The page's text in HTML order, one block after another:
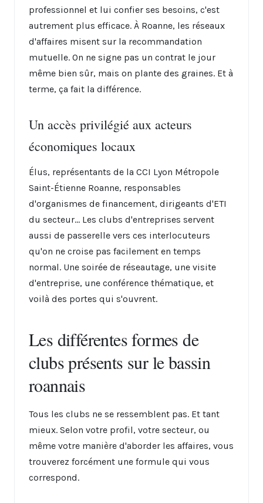
professionnel et lui confier ses besoins, c'est
autrement plus efficace. À Roanne, les réseaux
d'affaires misent sur la recommandation
mutuelle. On ne signe pas un contrat le jour
même bien sûr, mais on plante des graines. Et à
terme, ça fait la différence.
Un accès privilégié aux acteurs
économiques locaux
Élus, représentants de la CCI Lyon Métropole
Saint-Étienne Roanne, responsables
d'organismes de financement, dirigeants d'ETI
du secteur... Les clubs d'entreprises servent
aussi de passerelle vers ces interlocuteurs
qu'on ne croise pas facilement en temps
normal. Une soirée de réseautage, une visite
d'entreprise, une conférence thématique, et
voilà des portes qui s'ouvrent.
Les différentes formes de
clubs présents sur le bassin
roannais
Tous les clubs ne se ressemblent pas. Et tant
mieux. Selon votre profil, votre secteur, ou
même votre manière d'aborder les affaires, vous
trouverez forcément une formule qui vous
correspond.